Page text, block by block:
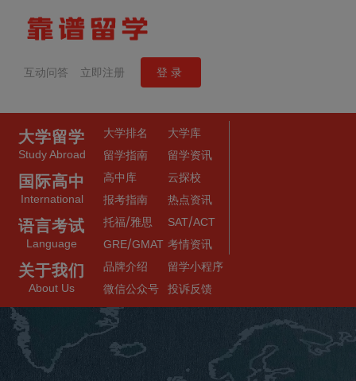
互动问答 立即注册 登录
大学留学
Study Abroad
大学排名
大学库
留学指南
留学资讯
国际高中
International
高中库
云探校
报考指南
热点资讯
语言考试
Language
托福/雅思 SAT/ACT
GRE/GMAT 考情资讯
关于我们
About Us
品牌介绍
留学小程序
微信公众号
投诉反馈